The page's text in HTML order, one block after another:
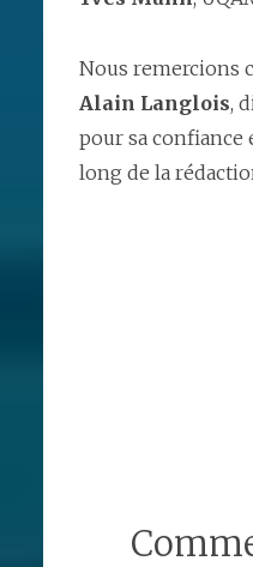
Nous remercions
Alain Langlois,
pour sa confiance
long de la